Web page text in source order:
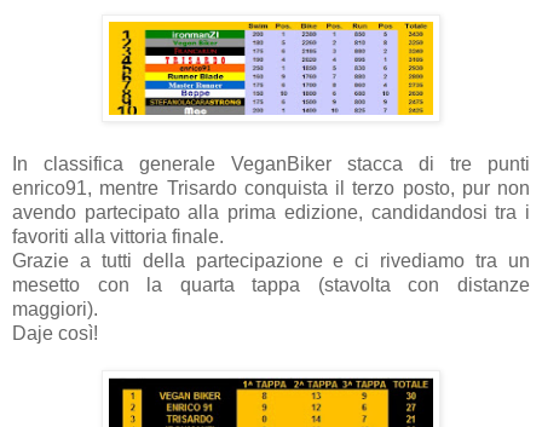
In classifica generale VeganBiker stacca di tre punti
enrico91, mentre Trisardo conquista il terzo posto, pur non
avendo partecipato alla prima edizione, candidandosi tra i
favoriti alla vittoria finale.
Grazie a tutti della partecipazione e ci rivediamo tra un
mesetto con la quarta tappa (stavolta con distanze
maggiori).
Daje così!